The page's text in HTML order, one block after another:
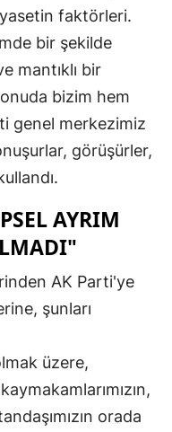
Tekirdağ
Tokat
Tunceli
Şanlıurfa
Van
Karaman
faktörleri.
bir şekilde
mantıklı bir
bizim hem
genel merkezimiz
görüşürler,
AYRIM
AK Parti'ye
şunları
üzere,
orada